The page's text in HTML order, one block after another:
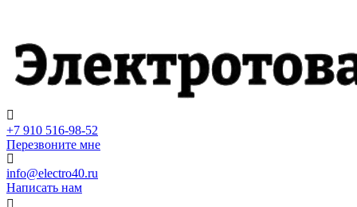
+7 910 516-98-52
Перезвоните мне
info@electro40.ru
Написать нам